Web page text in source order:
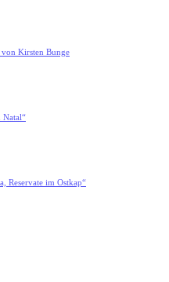
von Kirsten Bunge
Natal“
Reservate im Ostkap“